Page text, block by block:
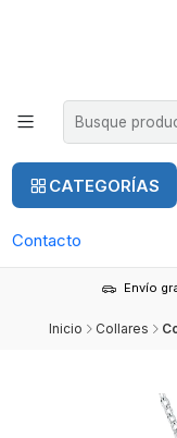
CATEGORÍAS
Contacto
Envío
Inicio Collares